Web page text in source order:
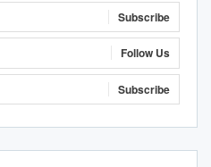
Subscribe
Follow Us
Subscribe